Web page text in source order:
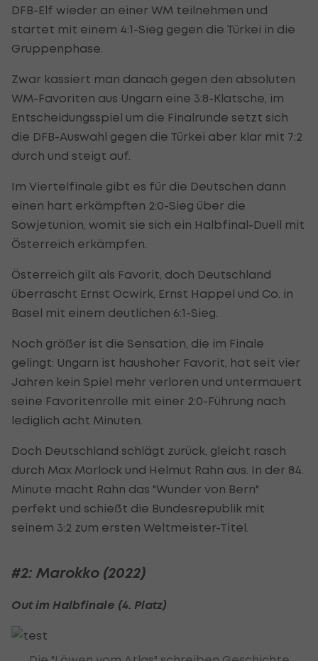
DFB-Elf wieder an einer WM teilnehmen und
startet mit einem 4:1-Sieg gegen die Türkei in die
Gruppenphase.
Zwar kassiert man danach gegen den absoluten
WM-Favoriten aus Ungarn eine 3:8-Klatsche, im
Entscheidungsspiel um die Finalrunde setzt sich
die DFB-Auswahl gegen die Türkei aber klar mit 7:2
durch und steigt auf.
Im Viertelfinale gibt es für die Deutschen dann
einen hart erkämpften 2:0-Sieg über die
Sowjetunion, womit sie sich ein Halbfinal-Duell mit
Österreich erkämpfen.
Österreich gilt als Favorit, doch Deutschland
überrascht Ernst Ocwirk, Ernst Happel und Co. in
Basel mit einem deutlichen 6:1-Sieg.
Noch größer ist die Sensation, die im Finale
gelingt: Ungarn ist haushoher Favorit, hat seit vier
Jahren kein Spiel mehr verloren und untermauert
seine Favoritenrolle mit einer 2:0-Führung nach
lediglich acht Minuten.
Doch Deutschland schlägt zurück, gleicht rasch
durch Max Morlock und Helmut Rahn aus. In der 84.
Minute macht Rahn das "Wunder von Bern"
perfekt und schießt die Bundesrepublik mit
seinem 3:2 zum ersten Weltmeister-Titel.
#2: Marokko (2022)
Out im Halbfinale (4. Platz)